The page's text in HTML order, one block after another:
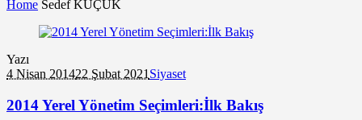
Home Sedef KÜÇÜK
Yazı
4 Nisan 201422 Şubat 2021 Siyaset
2014 Yerel Yönetim Seçimleri:İlk Bakış